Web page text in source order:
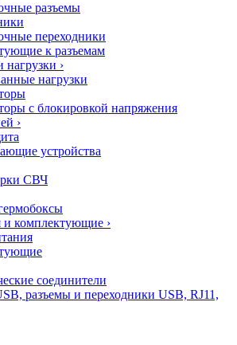
разъемы
переходники
к разъемам
нагрузки ›
нагрузки
с блокировкой напряжения
›
устройства
СВЧ
и комплектующие ›
соединители
разъемы и переходники USB, RJ11,